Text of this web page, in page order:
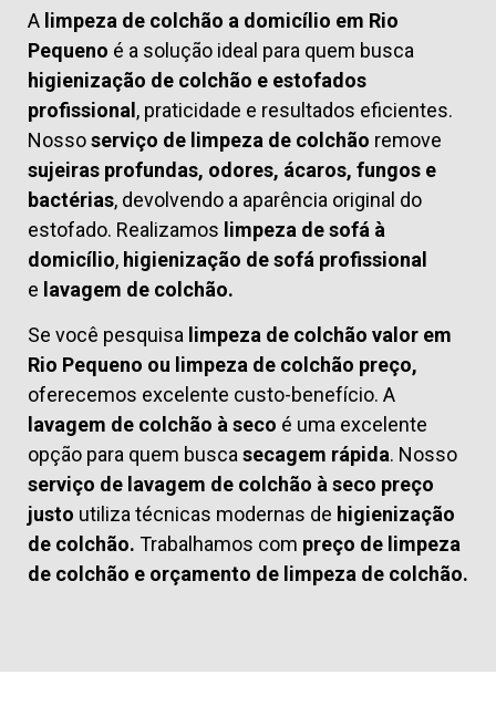
A limpeza de colchão a domicílio em Rio
Pequeno é a solução ideal para quem busca
higienização de colchão e estofados
profissional, praticidade e resultados eficientes.
Nossoserviço de limpeza de colchão remove
sujeiras profundas, odores, ácaros, fungos e
bactérias, devolvendo a aparência original do
estofado. Realizamos limpeza de sofá à
domicílio, higienização de sofá profissional
e lavagem de colchão.
Se você pesquisa limpeza de colchão valor em
Rio Pequeno ou limpeza de colchão preço,
oferecemos excelente custo-benefício. A
lavagem de colchão à seco é uma excelente
opção para quem busca secagem rápida. Nosso
serviço de lavagem de colchão à seco preço
justo utiliza técnicas modernas de higienização
de colchão. Trabalhamos com preço de limpeza
de colchão e orçamento de limpeza de colchão.